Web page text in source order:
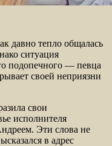
давно тепло общалась
ситуация
подопечного — певца
своей неприязни
свои
исполнителя
Эти слова не
в адрес